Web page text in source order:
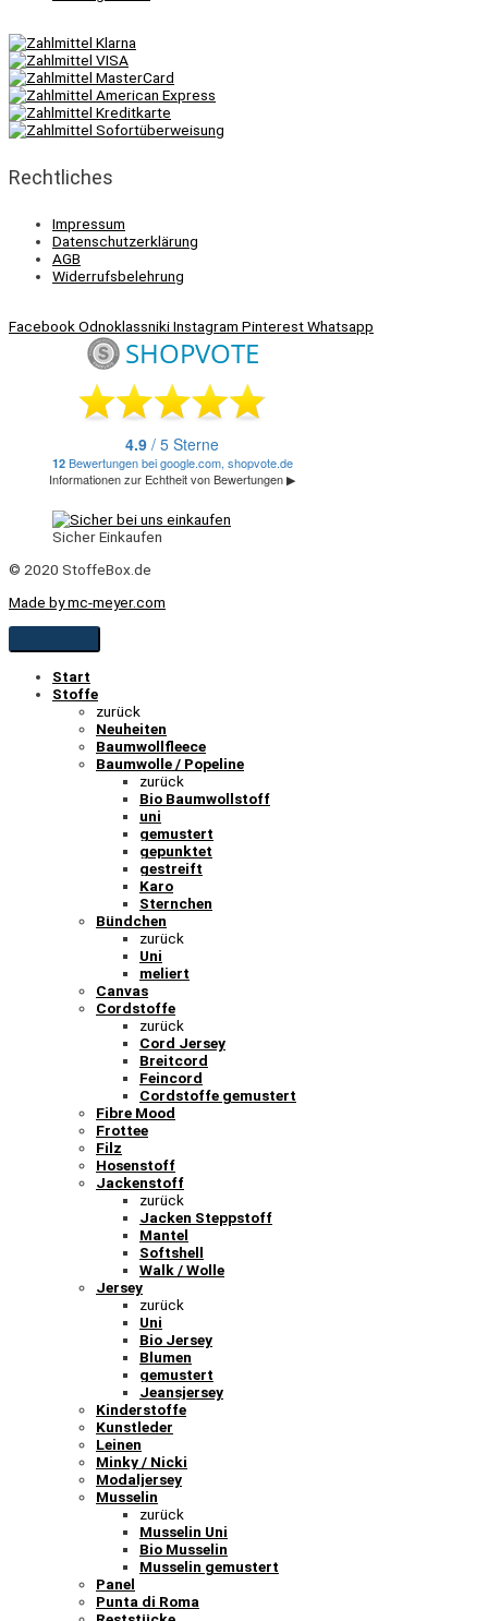
Rechtliches
Impressum
Datenschutzerklärung
AGB
Widerrufsbelehrung
FacebookOdnoklassnikiInstagram PinterestWhatsapp
Sicher Einkaufen
© 2020 StoffeBox.de
Made by mc-meyer.com
Start
Stoffe
zurück
Neuheiten
Baumwollfleece
Baumwolle / Popeline
zurück
Bio Baumwollstoff
uni
gemustert
gepunktet
gestreift
Karo
Sternchen
Bündchen
zurück
Uni
meliert
Canvas
Cordstoffe
zurück
Cord Jersey
Breitcord
Feincord
Cordstoffe gemustert
Fibre Mood
Frottee
Filz
Hosenstoff
Jackenstoff
zurück
Jacken Steppstoff
Mantel
Softshell
Walk / Wolle
Jersey
zurück
Uni
Bio Jersey
Blumen
gemustert
Jeansjersey
Kinderstoffe
Kunstleder
Leinen
Minky / Nicki
Modaljersey
Musselin
zurück
Musselin Uni
Bio Musselin
Musselin gemustert
Panel
Punta di Roma